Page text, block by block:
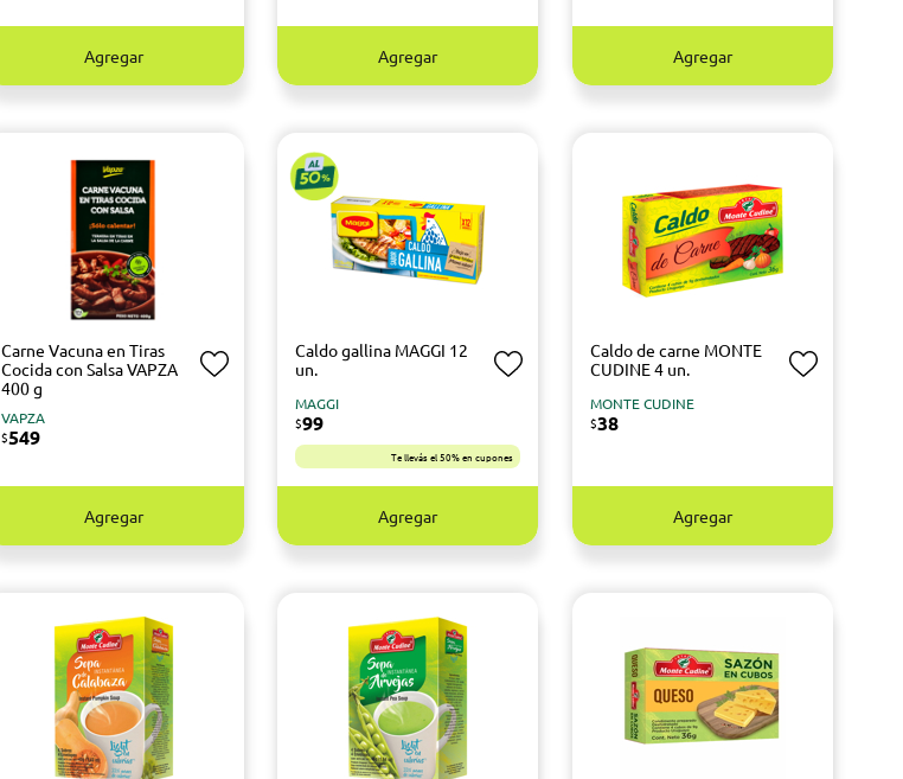
Agregar Agregar Agregar
Carne Vacuna en Tiras
Cocida con Salsa VAPZA
400 g
VAPZA
$549
Agregar
Caldo gallina MAGGI 12
un.
MAGGI
$99
Te llevás el 50% en cupones
Agregar
Caldo de carne MONTE
CUDINE 4 un.
MONTE CUDINE
$38
Agregar